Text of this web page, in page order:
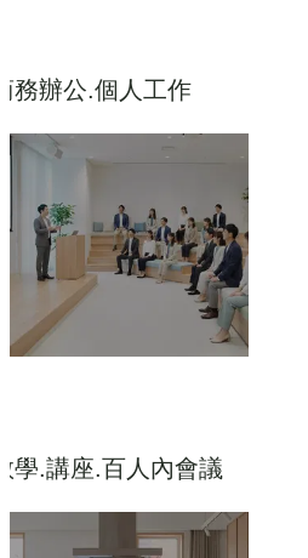
務辦公.個人工作
學.講座.百人內會議